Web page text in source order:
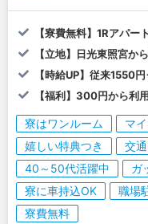
【寮費無料】1Rアパー
【立地】日光東照宮か
【時給UP】従来1550
【福利】300円から利
寮はワンルーム マ
嬉しい特典つき
交
40～50代活躍中
ガ
寮に車持込OK
職場
寮費無料